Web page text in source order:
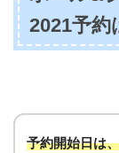
2021予約
予約開始日は